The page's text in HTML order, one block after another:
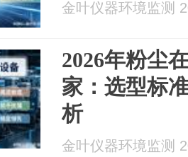
金叶仪器环境监测
2026年粉尘
家：选型标
析
金叶仪器环境监测